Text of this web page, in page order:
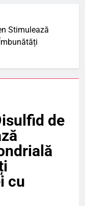
Stimulează
de
cu